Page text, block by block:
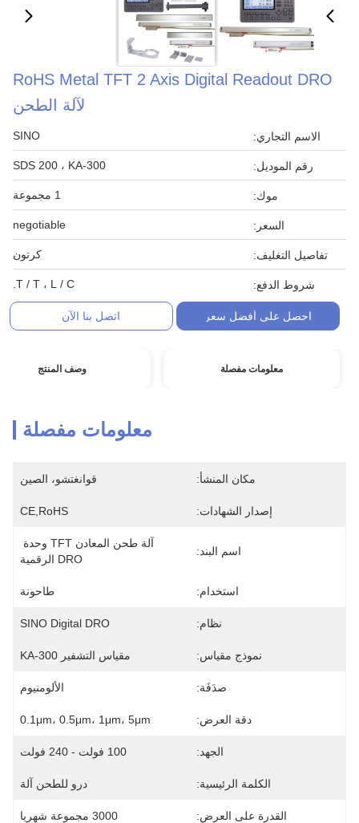
RoHS Metal TFT 2 Axis Digital Readout DRO
لآلة الطحن
الاسم التجاري: SINO
رقم الموديل: SDS 200 ، KA-300
موك: 1 مجموعة
السعر: negotiable
تفاصيل التغليف: كرتون
شروط الدفع: T / T ، L / C.
احصل على أفضل سعر اتصل بنا الآن
معلومات مفصلة وصف المنتج
معلومات مفصلة
مكان المنشأ: قوانغتشو، الصين
إصدار الشهادات: CE,RoHS
اسم البند:
DRO الرقمية
استخدام: طاحونة
نظام: SINO Digital DRO
نموذج مقياس: مقياس التشفير KA-300
صدَفَة: الألومنيوم
دقة العرض: 0.1μm، 0.5μm، 1μm، 5μm
الجهد: 100 فولت - 240 فولت
الكلمة الرئيسية: درو للطحن آلة
القدرة على العرض: 3000 مجموعة شهريا